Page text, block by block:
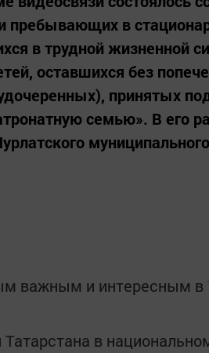
пребывающих в
в трудной жизненной
оставшихся без
принятых
семью». В его
важным и интересным в
Татарстана в